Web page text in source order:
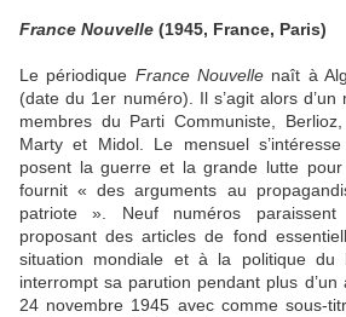
France Nouvelle (1945, France, Paris)
Le périodique France Nouvelle naît à
(date du 1er numéro). Il s’agit alors
membres du Parti Communiste,
Marty et Midol. Le mensuel
posent la guerre et la grande lutte
fournit « des arguments au
patriote ». Neuf numéros paraissent
proposant des articles de fond
situation mondiale et à la politique du
interrompt sa parution pendant plus
24 novembre 1945 avec comme sous-